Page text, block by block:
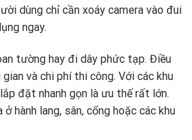
dùng chỉ cần xoáy camera vào đui
ngay.
tường hay đi dây phức tạp. Điều
và chi phí thi công. Với các khu
đặt nhanh gọn là ưu thế rất lớn.
hành lang, sân, cổng hoặc các khu